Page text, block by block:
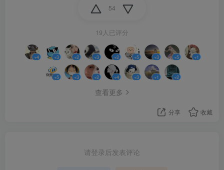
54
19人已评分
+4 +3 +2 +3 +2 +5 +3 +5 +1
+5 +3 +2 +4 +3 +1 +2
查看更多
分享 收藏
请登录后发表评论